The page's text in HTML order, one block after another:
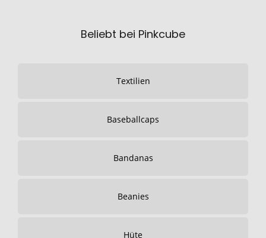
Beliebt bei Pinkcube
Textilien
Baseballcaps
Bandanas
Beanies
Hüte